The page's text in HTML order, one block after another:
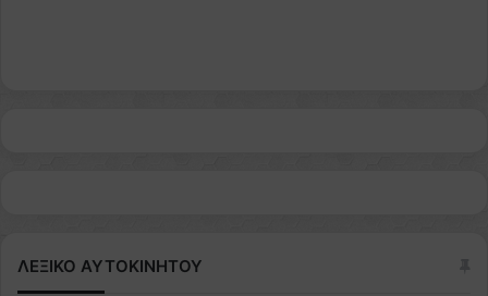
ΛΕΞΙΚΟ ΑΥΤΟΚΙΝΗΤΟΥ